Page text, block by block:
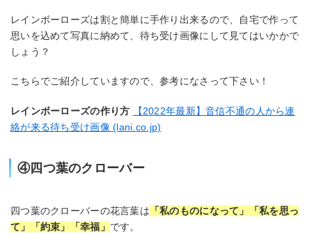
レインボーローズは割と簡単に手作り出来るので、自宅で作って
思いを込めて写真に納めて、待ち受け画像にして見てはいかかで
しょう？
こちらでご紹介していますので、参考になさって下さい！
レインボーローズの作り方
【2022年最新】音信不通の人から連
絡が来る待ち受け画像 (lani.co.jp)
④四つ葉のクローバー
四つ葉のクローバーの花言葉は 「私のものになって」「私を思っ
て」「約束」「幸福」 です。